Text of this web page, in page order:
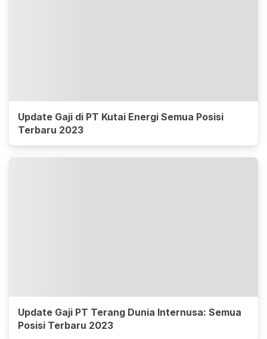
Update Gaji di PT Kutai Energi Semua Posisi
Terbaru 2023
Update Gaji PT Terang Dunia Internusa: Semua
Posisi Terbaru 2023